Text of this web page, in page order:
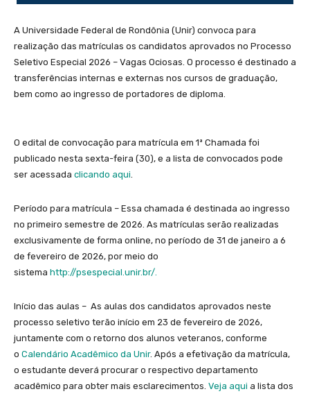
A Universidade Federal de Rondônia (Unir) convoca para
realização das matrículas os candidatos aprovados no Processo
Seletivo Especial 2026 – Vagas Ociosas. O processo é destinado a
transferências internas e externas nos cursos de graduação,
bem como ao ingresso de portadores de diploma.
O edital de convocação para matrícula em 1ª Chamada foi
publicado nesta sexta-feira (30), e a lista de convocados pode
ser acessada clicando aqui.
Período para matrícula – Essa chamada é destinada ao ingresso
no primeiro semestre de 2026. As matrículas serão realizadas
exclusivamente de forma online, no período de 31 de janeiro a 6
de fevereiro de 2026, por meio do
sistema http://psespecial.unir.br/.
Início das aulas – As aulas dos candidatos aprovados neste
processo seletivo terão início em 23 de fevereiro de 2026,
juntamente com o retorno dos alunos veteranos, conforme
o Calendário Acadêmico da Unir. Após a efetivação da matrícula,
o estudante deverá procurar o respectivo departamento
acadêmico para obter mais esclarecimentos. Veja aqui a lista dos